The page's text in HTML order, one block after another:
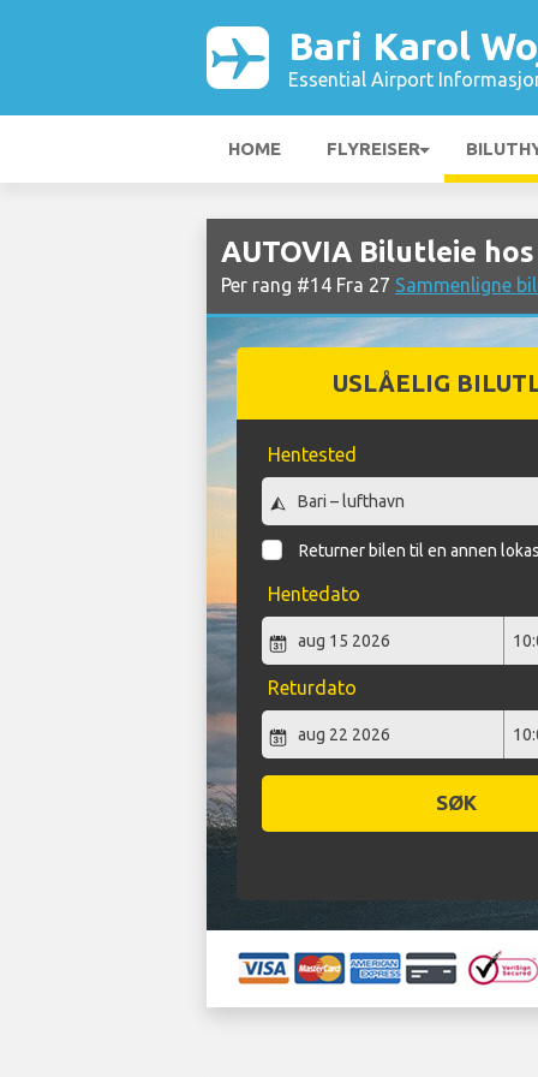
Bari Karol
Essential Airport
HOME FLYREISER
AUTOVIA Bilutleie
Per rang #14 Fra 27 Sammenligne
USLÅELIG
Hentested
Returner bilen til en annen
Hentedato
Returdato
SØK